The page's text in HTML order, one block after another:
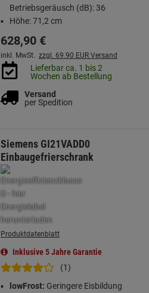
Betriebsgeräusch (dB): 36
Höhe: 71,2 cm
628,90 €
inkl. MwSt. zzgl. 69.90 EUR Versand
Lieferbar ca. 1 bis 2
Wochen ab Bestellung
Versand
per Spedition
Siemens GI21VADD0
Einbaugefrierschrank
Produktdatenblatt
Inklusive 5 Jahre Garantie
(1)
lowFrost: Geringere Eisbildung